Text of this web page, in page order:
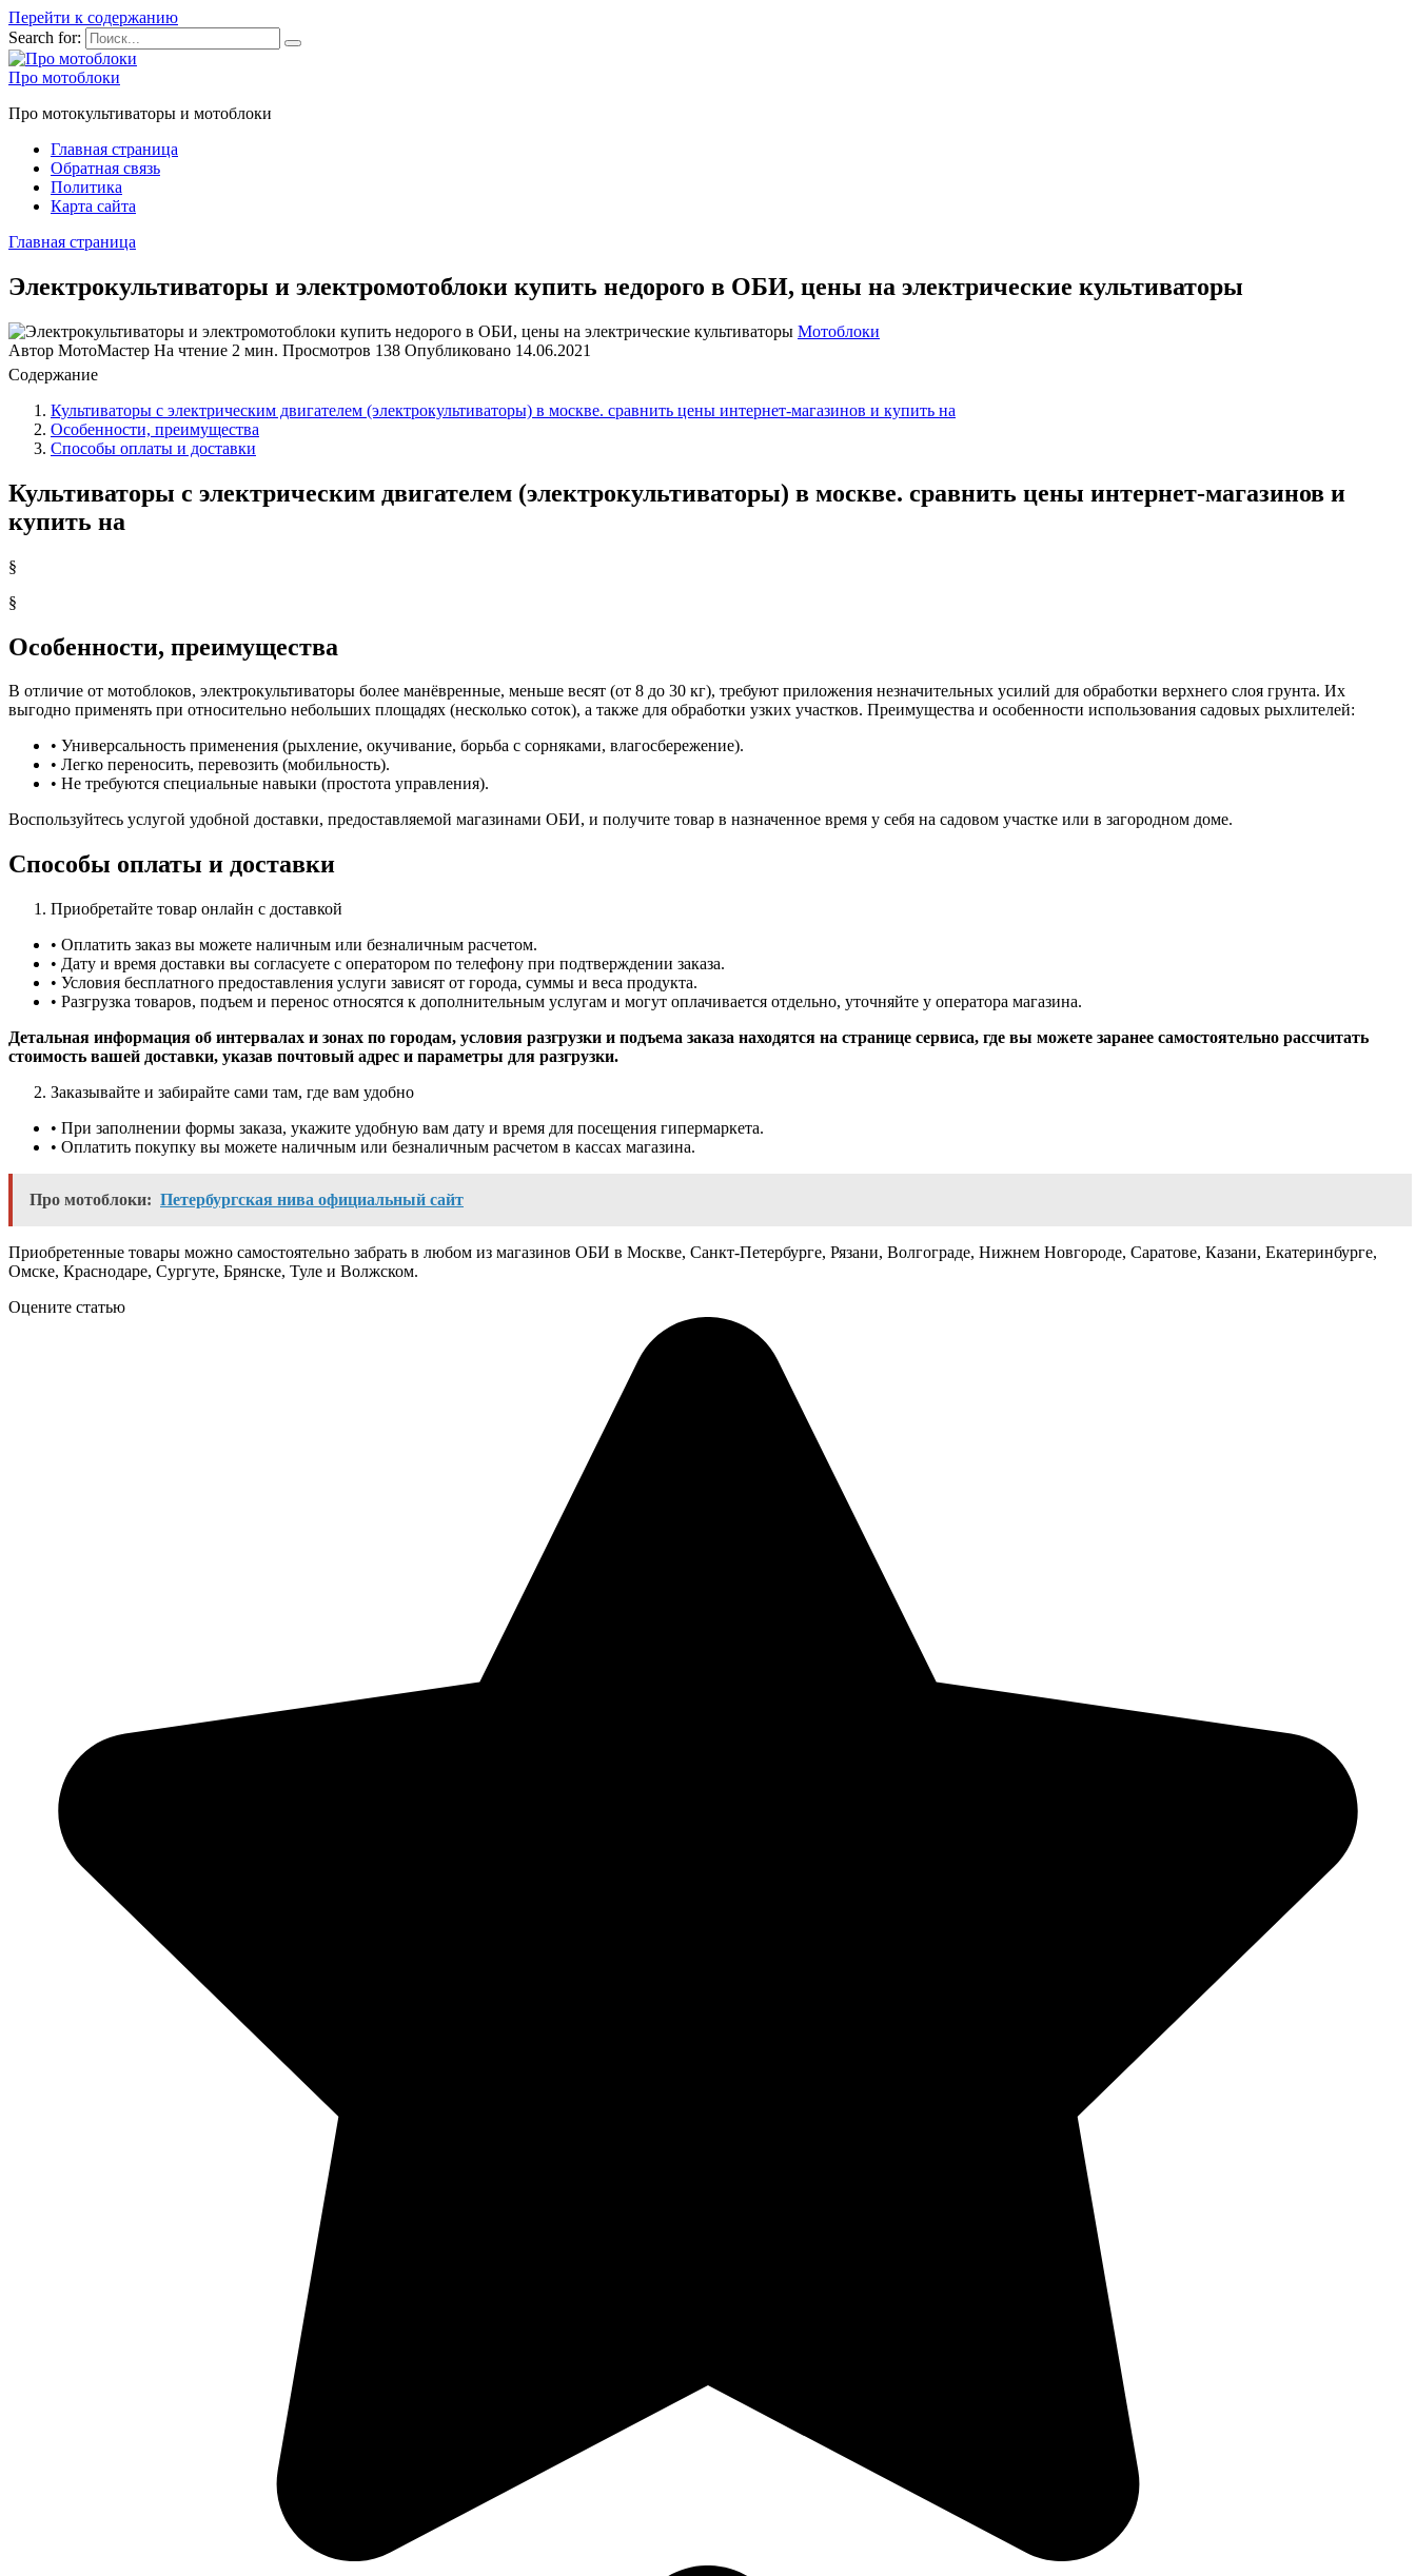
Перейти к содержанию
Search for:
Про мотоблоки
Про мотокультиваторы и мотоблоки
Главная страница
Обратная связь
Политика
Карта сайта
Главная страница
Электрокультиваторы и электромотоблоки купить недорого в ОБИ, цены на электрические культиваторы
Мотоблоки
Автор МотоМастер На чтение 2 мин. Просмотров 138 Опубликовано 14.06.2021
Содержание
Культиваторы с электрическим двигателем (электрокультиваторы) в москве. сравнить цены интернет-магазинов и купить на
Особенности, преимущества
Способы оплаты и доставки
Культиваторы с электрическим двигателем (электрокультиваторы) в москве. сравнить цены интернет-магазинов и
купить на
§
§
Особенности, преимущества
В отличие от мотоблоков, электрокультиваторы более манёвренные, меньше весят (от 8 до 30 кг), требуют приложения незначительных усилий для обработки верхнего слоя грунта. Их
выгодно применять при относительно небольших площадях (несколько соток), а также для обработки узких участков. Преимущества и особенности использования садовых рыхлителей:
• Универсальность применения (рыхление, окучивание, борьба с сорняками, влагосбережение).
• Легко переносить, перевозить (мобильность).
• Не требуются специальные навыки (простота управления).
Воспользуйтесь услугой удобной доставки, предоставляемой магазинами ОБИ, и получите товар в назначенное время у себя на садовом участке или в загородном доме.
Способы оплаты и доставки
Приобретайте товар онлайн с доставкой
• Оплатить заказ вы можете наличным или безналичным расчетом.
• Дату и время доставки вы согласуете с оператором по телефону при подтверждении заказа.
• Условия бесплатного предоставления услуги зависят от города, суммы и веса продукта.
• Разгрузка товаров, подъем и перенос относятся к дополнительным услугам и могут оплачивается отдельно, уточняйте у оператора магазина.
Детальная информация об интервалах и зонах по городам, условия разгрузки и подъема заказа находятся на странице сервиса, где вы можете заранее самостоятельно рассчитать
стоимость вашей доставки, указав почтовый адрес и параметры для разгрузки.
Заказывайте и забирайте сами там, где вам удобно
• При заполнении формы заказа, укажите удобную вам дату и время для посещения гипермаркета.
• Оплатить покупку вы можете наличным или безналичным расчетом в кассах магазина.
Про мотоблоки: Петербургская нива официальный сайт
Приобретенные товары можно самостоятельно забрать в любом из магазинов ОБИ в Москве, Санкт-Петербурге, Рязани, Волгограде, Нижнем Новгороде, Саратове, Казани, Екатеринбурге,
Омске, Краснодаре, Сургуте, Брянске, Туле и Волжском.
Оцените статью